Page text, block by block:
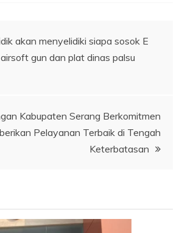
akan menyelidiki siapa sosok E
gun dan plat dinas palsu
Kabupaten Serang Berkomitmen
Pelayanan Terbaik di Tengah
Keterbatasan